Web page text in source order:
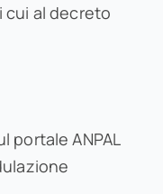
cui al decreto
portale ANPAL